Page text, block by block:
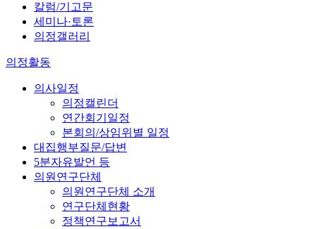
칼럼/기고문
세미나·토론
의정갤러리
의정활동
의사일정
의정캘린더
연간회기일정
본회의/상임위별 일정
대집행부질문/답변
5분자유발언 등
의원연구단체
의원연구단체 소개
연구단체현황
정책연구보고서